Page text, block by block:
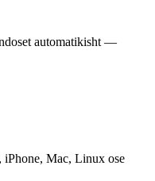
automatikisht —
iPhone, Mac, Linux ose